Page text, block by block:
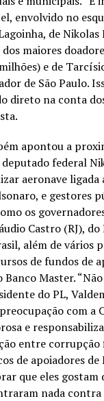
envolvido no
de Nikolas
maiores
e de
de São Paulo.
direto na conta
apontou a
federal
aeronave ligada
e gestores
os
Castro (RJ),
além de vários
de fundos de
Master.
do PL,
com a
e
entre corrupção
de apoiadores de
que eles gostam
nada contra